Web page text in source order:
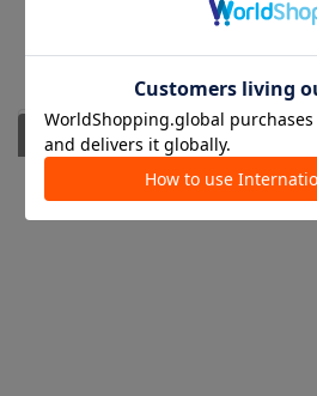
スタッフスナ
あなたにおすすめ
新着